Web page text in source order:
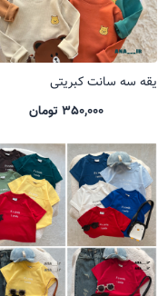
یقه سه سانت کبریتی
350,000 تومان